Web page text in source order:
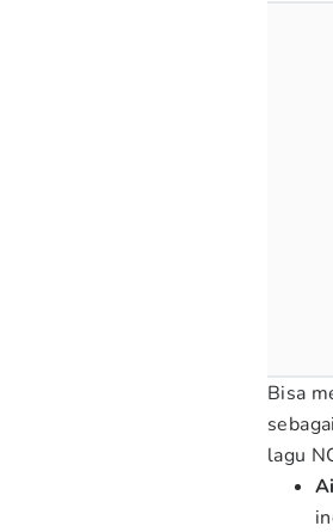
Bisa
lagu